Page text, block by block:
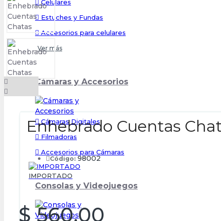
Celulares
Estuches y Fundas
Accesorios para celulares
Ver más
Cámaras y Accesorios
Cámaras Digitales
Filmadoras
Accesorios para Cámaras
Consolas y Videojuegos
Enhebrado Cuentas
Código: 98002
IMPORTADO
$ 560,00